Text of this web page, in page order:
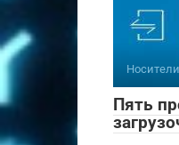
Носители
Пять